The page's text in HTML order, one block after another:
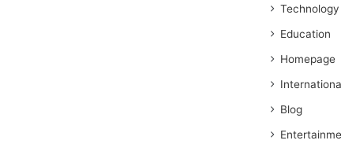
Technology
Education
Homepage
Blog